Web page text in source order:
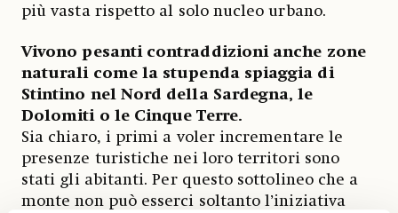
più vasta rispetto al solo nucleo urbano.
Vivono pesanti contraddizioni anche zone
naturali come la stupenda spiaggia di
Stintino nel Nord della Sardegna, le
Dolomiti o le Cinque Terre.
Sia chiaro, i primi a voler incrementare le
presenze turistiche nei loro territori sono
stati gli abitanti. Per questo sottolineo che a
monte non può esserci soltanto l’iniziativa